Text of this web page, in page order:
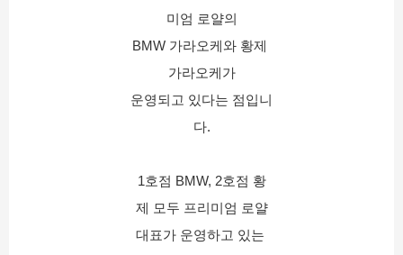
미엄 로얄의
BMW 가라오케와 황제
가라오케가
운영되고 있다는 점입니
다.
1호점 BMW, 2호점 황
제 모두 프리미엄 로얄
대표가 운영하고 있는